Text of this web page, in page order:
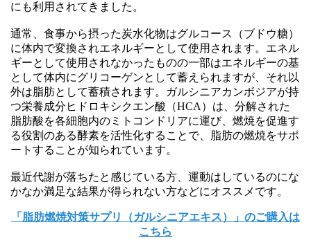
にも利用されてきました。
通常、食事から摂った炭水化物はグルコース（ブドウ糖）
に体内で変換されエネルギーとして使用されます。エネル
ギーとして使用されなかったものの一部はエネルギーの基
として体内にグリコーゲンとして蓄えられますが、それ以
外は脂肪として蓄積されます。ガルシニアカンボジアが持
つ栄養成分ヒドロキシクエン酸（HCA）は、分解された
脂肪酸を各細胞内のミトコンドリアに運び、燃焼を促進す
る役割のある酵素を活性化することで、脂肪の燃焼をサポ
ートすることが知られています。
最近代謝が落ちたと感じている方、運動はしているのにな
かなか満足な結果が得られない方などにオススメです。
「脂肪燃焼対策サプリ（ガルシニアエキス）」のご購入は
こちら